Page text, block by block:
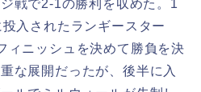
戦で2-1の勝利を収めた。1
入されたランギースター
ィニッシュを決めて勝負を決
な展開だったが、後半に入